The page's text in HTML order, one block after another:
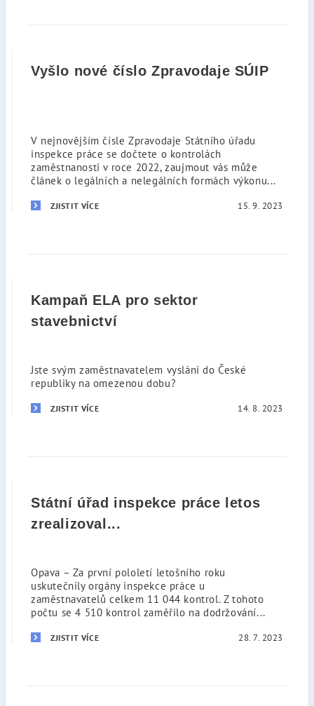
Vyšlo nové číslo Zpravodaje SÚIP
V nejnovějším čísle Zpravodaje Státního úřadu
inspekce práce se dočtete o kontrolách
zaměstnanosti v roce 2022, zaujmout vás může
článek o legálních a nelegálních formách výkonu...
ZJISTIT VÍCE 15. 9. 2023
Kampaň ELA pro sektor
stavebnictví
Jste svým zaměstnavatelem vysláni do České
republiky na omezenou dobu?
ZJISTIT VÍCE 14. 8. 2023
Státní úřad inspekce práce letos
zrealizoval...
Opava – Za první pololetí letošního roku
uskutečnily orgány inspekce práce u
zaměstnavatelů celkem 11 044 kontrol. Z tohoto
počtu se 4 510 kontrol zaměřilo na dodržování...
ZJISTIT VÍCE 28. 7. 2023